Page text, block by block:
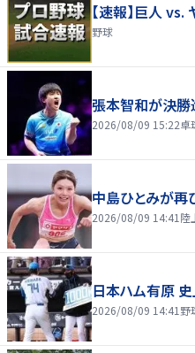
【速報】巨人 vs.
野球
張本智和が決
2026/08/09 15:22卓
中島ひとみが再
2026/08/09 14:41 陸
日本ハム有原
2026/08/09 14:41 野